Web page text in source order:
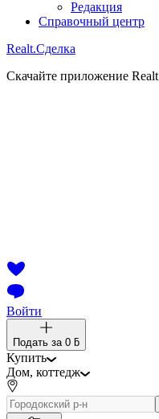
Редакция
Справочный центр
Realt.Сделка
Скачайте приложение Realt
Войти
Подать за 0 ƃ
Купить
Дом, коттедж